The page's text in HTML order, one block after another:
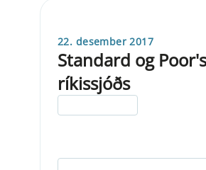
22. desember 2017
Standard og
ríkissjóðs